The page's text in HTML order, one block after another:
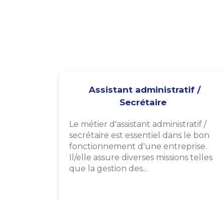
Assistant administratif /
Secrétaire
Le métier d'assistant administratif /
secrétaire est essentiel dans le bon
fonctionnement d'une entreprise.
Il/elle assure diverses missions telles
que la gestion des...